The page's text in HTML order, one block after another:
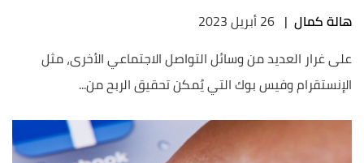
هالة كمال | 26 أبريل 2023
على غرار العديد من وسائل التواصل الاجتماعي الأخرى، مثل
الإنستقرام وفيس بوك التي يُمكن تحقيق الربح من...